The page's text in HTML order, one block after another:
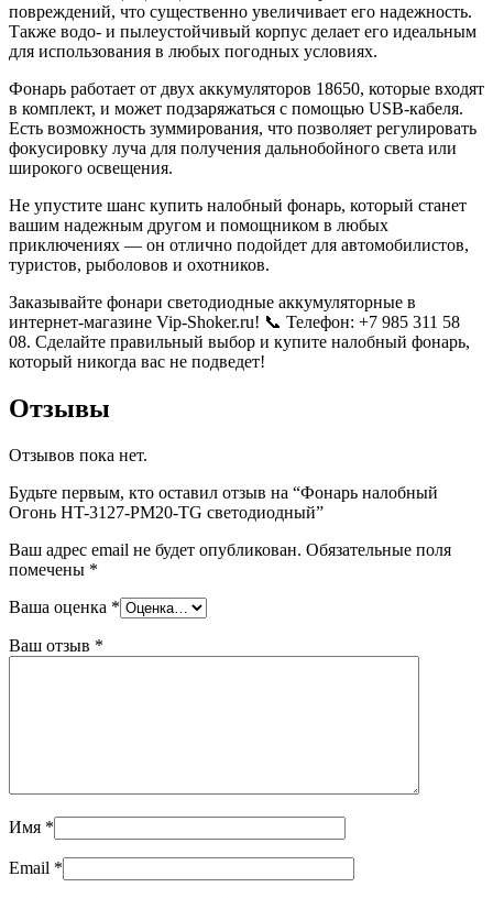
повреждений, что существенно увеличивает его надежность.
Также водо- и пылеустойчивый корпус делает его идеальным
для использования в любых погодных условиях.
Фонарь работает от двух аккумуляторов 18650, которые входят
в комплект, и может подзаряжаться с помощью USB-кабеля.
Есть возможность зуммирования, что позволяет регулировать
фокусировку луча для получения дальнобойного света или
широкого освещения.
Не упустите шанс купить налобный фонарь, который станет
вашим надежным другом и помощником в любых
приключениях — он отлично подойдет для автомобилистов,
туристов, рыболовов и охотников.
Заказывайте фонари светодиодные аккумуляторные в
интернет-магазине Vip-Shoker.ru! 📞 Телефон: +7 985 311 58
08. Сделайте правильный выбор и купите налобный фонарь,
который никогда вас не подведет!
Отзывы
Отзывов пока нет.
Будьте первым, кто оставил отзыв на “Фонарь налобный
Огонь HT-3127-PM20-TG светодиодный”
Ваш адрес email не будет опубликован. Обязательные поля
помечены *
Ваша оценка *
Ваш отзыв *
Имя *
Email *